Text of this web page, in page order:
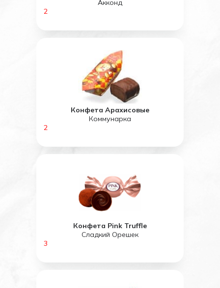
Акконд
2
Конфета Арахисовые
Коммунарка
2
Конфета Pink Truffle
Сладкий Орешек
3